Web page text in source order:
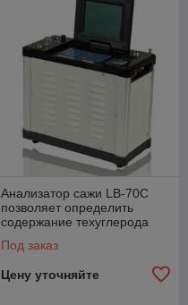
Анализатор сажи LB-70C
позволяет определить
содержание техуглерода
Под заказ
Цену уточняйте